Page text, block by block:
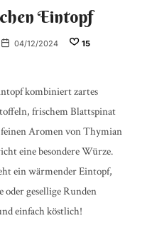
Eintopf
04/12/2024
15
kombiniert zartes
frischem Blattspinat
Aromen von Thymian
eine besondere Würze.
ein wärmender Eintopf,
gesellige Runden
einfach köstlich!